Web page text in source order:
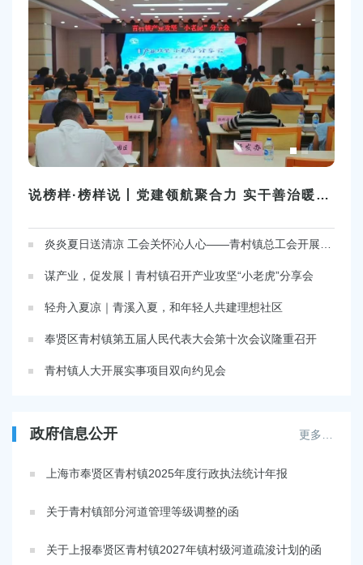
说榜样·榜样说丨党建领航聚合力 实干善治暖民心！青河社区党总支用心绘就幸福宜居新画卷
炎炎夏日送清凉 工会关怀沁人心——青村镇总工会开展2026年高温慰问活动
谋产业，促发展丨青村镇召开产业攻坚“小老虎”分享会
轻舟入夏凉｜青溪入夏，和年轻人共建理想社区
奉贤区青村镇第五届人民代表大会第十次会议隆重召开
青村镇人大开展实事项目双向约见会
政府信息公开 更多…
上海市奉贤区青村镇2025年度行政执法统计年报
关于青村镇部分河道管理等级调整的函
关于上报奉贤区青村镇2027年镇村级河道疏浚计划的函